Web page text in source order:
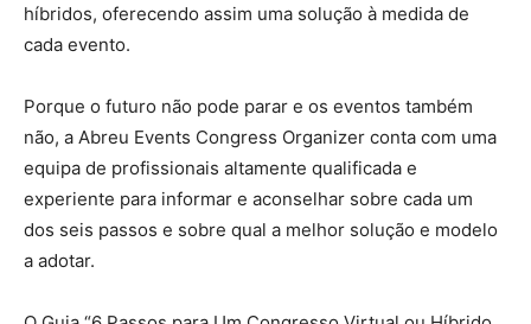
híbridos, oferecendo assim uma solução à medida de
cada evento.
Porque o futuro não pode parar e os eventos também
não, a Abreu Events Congress Organizer conta com uma
equipa de profissionais altamente qualificada e
experiente para informar e aconselhar sobre cada um
dos seis passos e sobre qual a melhor solução e modelo
a adotar.